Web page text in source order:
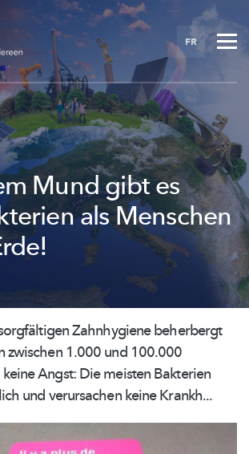
FR
Mund gibt es
als Menschen
Zahnhygiene beherbergt
zwischen 1.000 und 100.000
Angst: Die meisten Bakterien
und verursachen keine Krankh...